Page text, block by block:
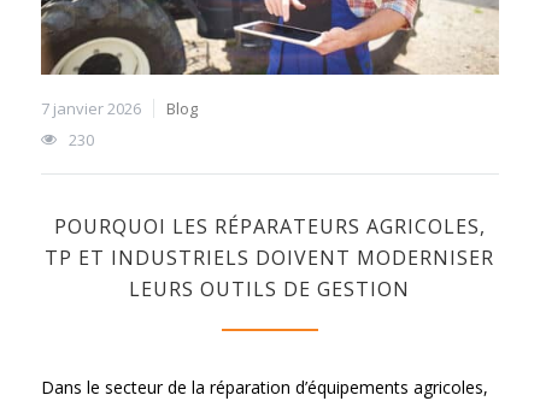
7 janvier 2026
Blog
230
POURQUOI LES RÉPARATEURS AGRICOLES,
TP ET INDUSTRIELS DOIVENT MODERNISER
LEURS OUTILS DE GESTION
Dans le secteur de la réparation d’équipements agricoles,